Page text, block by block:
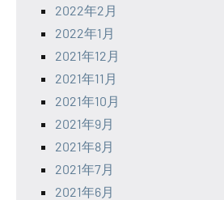
2022年2月
2022年1月
2021年12月
2021年11月
2021年10月
2021年9月
2021年8月
2021年7月
2021年6月